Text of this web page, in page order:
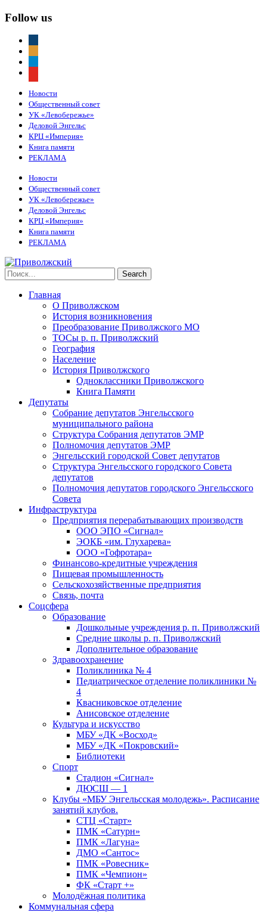
Follow us
Новости
Общественный совет
УК «Левобережье»
Деловой Энгельс
КРЦ «Империя»
Книга памяти
РЕКЛАМА
Новости
Общественный совет
УК «Левобережье»
Деловой Энгельс
КРЦ «Империя»
Книга памяти
РЕКЛАМА
Главная
О Приволжском
История возникновения
Преобразование Приволжского МО
ТОСы р. п. Приволжский
География
Население
История Приволжского
Одноклассники Приволжского
Книга Памяти
Депутаты
Собрание депутатов Энгельсского
муниципального района
Структура Собрания депутатов ЭМР
Полномочия депутатов ЭМР
Энгельсский городской Совет депутатов
Структура Энгельсского городского Совета
депутатов
Полномочия депутатов городского Энгельсского
Совета
Инфраструктура
Предприятия перерабатывающих производств
ООО ЭПО «Сигнал»
ЭОКБ «им. Глухарева»
ООО «Гофротара»
Финансово-кредитные учреждения
Пищевая промышленность
Сельскохозяйственные предприятия
Связь, почта
Соцсфера
Образование
Дошкольные учреждения р. п. Приволжский
Средние школы р. п. Приволжский
Дополнительное образование
Здравоохранение
Поликлиника № 4
Педиатрическое отделение поликлиники №
4
Квасниковское отделение
Анисовское отделение
Культура и искусство
МБУ «ДК «Восход»
МБУ «ДК «Покровский»
Библиотеки
Спорт
Стадион «Сигнал»
ДЮСШ — 1
Клубы «МБУ Энгельсская молодежь». Расписание
занятий клубов.
СТЦ «Старт»
ПМК «Сатурн»
ПМК «Лагуна»
ДМО «Сантос»
ПМК «Ровесник»
ПМК «Чемпион»
ФК «Старт +»
Молодёжная политика
Коммунальная сфера